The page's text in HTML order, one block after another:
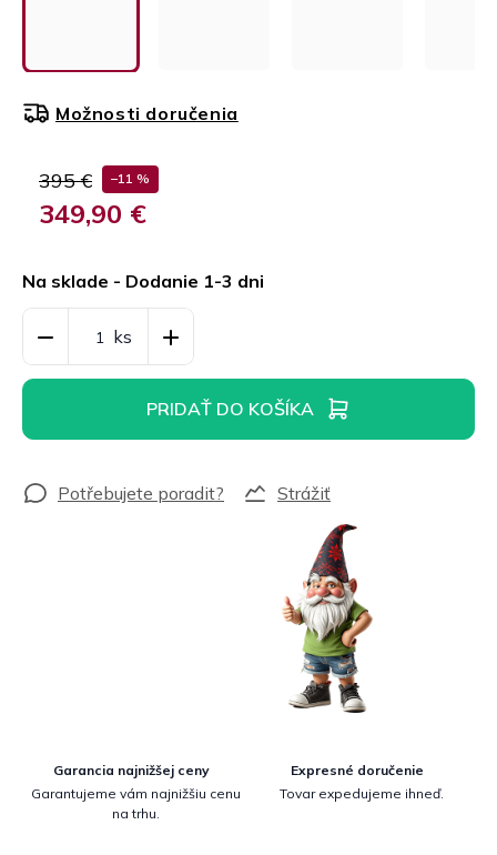
395 € –11 %
349,90 €
cena:
Na sklade - Dodanie 1-3 dni
Možnosti doručenia
PRIDAŤ DO KOŠÍKA
Strážiť
Garancia najnižšej ceny
Garantujeme vám najnižšiu cenu
na trhu.
Expresné doručenie
Tovar expedujeme ihneď.